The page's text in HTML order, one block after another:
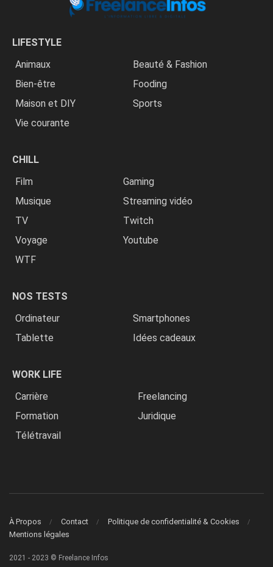
LIFESTYLE
Animaux
Beauté & Fashion
Bien-être
Fooding
Maison et DIY
Sports
Vie courante
CHILL
Film
Gaming
Musique
Streaming vidéo
TV
Twitch
Voyage
Youtube
WTF
NOS TESTS
Ordinateur
Smartphones
Tablette
Idées cadeaux
WORK LIFE
Carrière
Freelancing
Formation
Juridique
Télétravail
À Propos Contact
Politique de confidentialité & Cookies
Mentions légales
2021 - 2023 © Freelance Infos